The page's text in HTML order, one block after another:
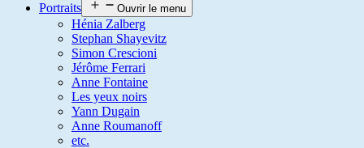
Portraits
Ouvrir le menu
Hénia Zalberg
Stephan Shayevitz
Simon Crescioni
Jérôme Ferrari
Anne Fontaine
Les yeux noirs
Yann Dugain
Anne Roumanoff
etc.